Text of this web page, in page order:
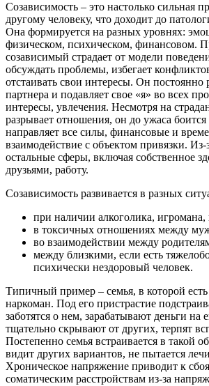
Созависимость – это настолько сильная
другому человеку, что доходит до
Она формируется на разных уровнях:
физическом, психическом, финансовом.
созависимый страдает от модели
обсуждать проблемы, избегает
отстаивать свои интересы. Он
партнера и подавляет свое «я» во всех
интересы, увлечения. Несмотря на
разрывает отношения, он до ужаса боится
направляет все силы, финансовые и
взаимодействие с объектом привязки. Из-
остальные сферы, включая собственное
друзьями, работу.
Созависимость развивается в разных
при наличии алкоголика, игромана,
в токсичных отношениях между
во взаимодействии между
между близкими, если есть
психически нездоровый человек.
Типичный пример – семья, в которой
наркоман. Под его пристрастие
заботятся о нем, зарабатывают деньги на
тщательно скрывают от других, терпят
Постепенно семья встраивается в такой
видит других вариантов, не пытается
Хроническое напряжение приводит к
соматическим расстройствам из-за